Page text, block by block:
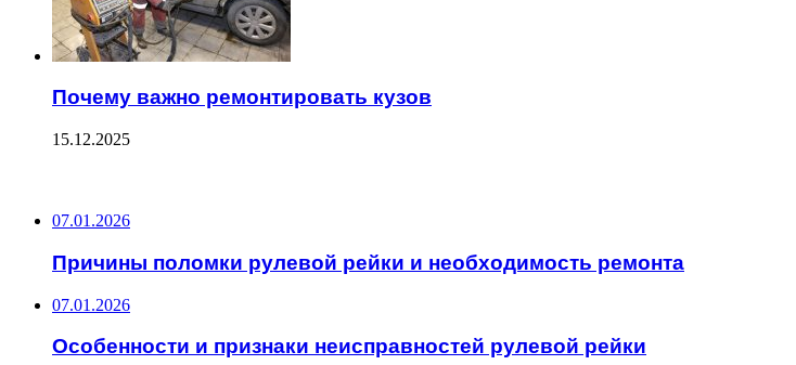
Почему важно ремонтировать кузов
15.12.2025
07.01.2026
Причины поломки рулевой рейки и необходимость ремонта
07.01.2026
Особенности и признаки неисправностей рулевой рейки